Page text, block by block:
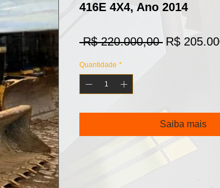
416E 4X4, Ano 2014
R$ 220.000,00 Preço
R$
Quantidade *
Saiba mais